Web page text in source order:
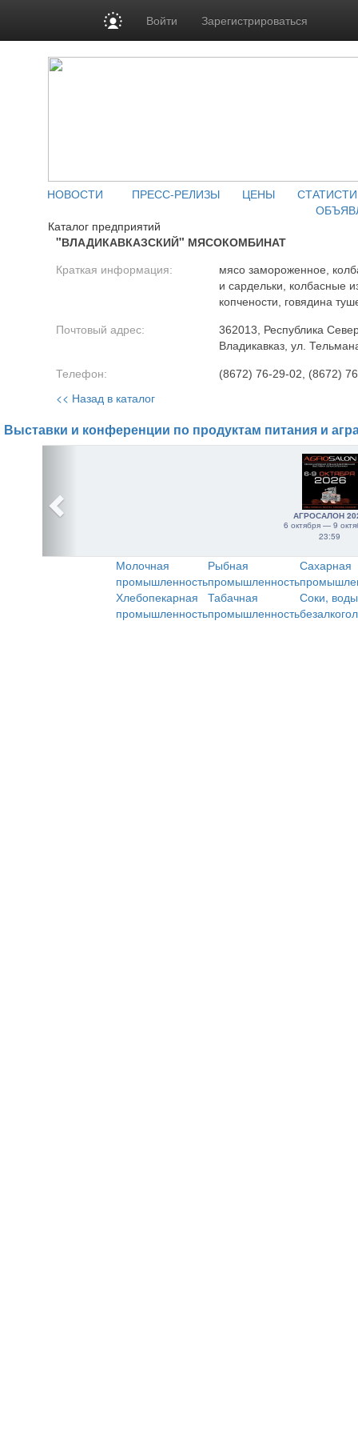
Войти Зарегистрироваться
НОВОСТИ ПРЕСС-РЕЛИЗЫ ЦЕНЫ
Каталог предприятий
"ВЛАДИКАВКАЗСКИЙ" МЯСОКОМБИНАТ
Краткая информация:
мясо замороженное,
и сардельки, колбасные
копчености, говядина
Почтовый адрес:
362013, Республика
Владикавказ, ул.
Телефон: (8672) 76-29-02, (8672)
<< Назад в каталог
Выставки и конференции по продуктам питания и
АГРОСАЛОН
6 октября — 9
23:59
Молочная
промышленность
Рыбная
промышленность
Сахарная
Хлебопекарная
промышленность
Табачная
промышленность
Соки,